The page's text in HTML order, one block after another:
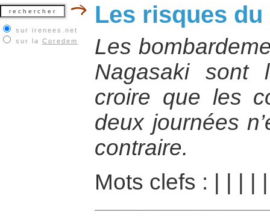
sur irenees.net
sur la Coredem
Les risques
Les
Nagasaki sont
croire que les
deux journées
contraire.
Mots clefs :